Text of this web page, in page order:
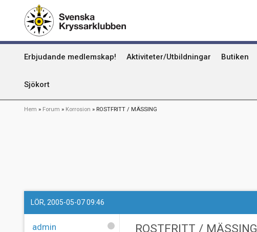
huvudinnehåll
Erbjudande medlemskap! Aktiviteter/Utbildningar Butiken
Sjökort
Kummel
Uthamn
Naturhamn
Länkstig
Hem Forum Korrosion ROSTFRITT / MÄSSING
LÖR, 2005-05-07 09:46
admin ROSTFRITT / MÄSSING